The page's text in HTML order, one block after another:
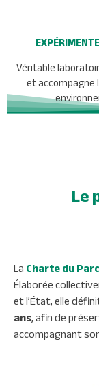
Véritable
et accompagne
Le
LaCharte du Parc
Élaborée
et l’État, elle
ans, afin de
accompagnant